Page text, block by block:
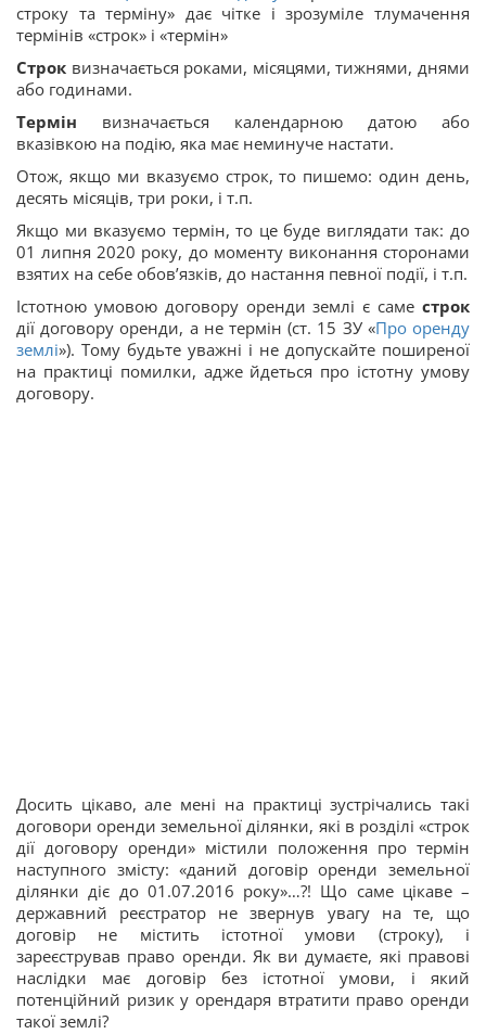
строку та терміну» дає чітке і зрозуміле тлумачення
термінів «строк» і «термін»
Строк визначається роками, місяцями, тижнями, днями
або годинами.
Термін визначається календарною датою або
вказівкою на подію, яка має неминуче настати.
Отож, якщо ми вказуємо строк, то пишемо: один день,
десять місяців, три роки, і т.п.
Якщо ми вказуємо термін, то це буде виглядати так: до
01 липня 2020 року, до моменту виконання сторонами
взятих на себе обов’язків, до настання певної події, і т.п.
Істотною умовою договору оренди землі є саме строк
дії договору оренди, а не термін (ст. 15 ЗУ «Про оренду
землі»). Тому будьте уважні і не допускайте поширеної
на практиці помилки, адже йдеться про істотну умову
договору.
Досить цікаво, але мені на практиці зустрічались такі
договори оренди земельної ділянки, які в розділі «строк
дії договору оренди» містили положення про термін
наступного змісту: «даний договір оренди земельної
ділянки діє до 01.07.2016 року»…?! Що саме цікаве –
державний реєстратор не звернув увагу на те, що
договір не містить істотної умови (строку), і
зареєстрував право оренди. Як ви думаєте, які правові
наслідки має договір без істотної умови, і який
потенційний ризик у орендаря втратити право оренди
такої землі?